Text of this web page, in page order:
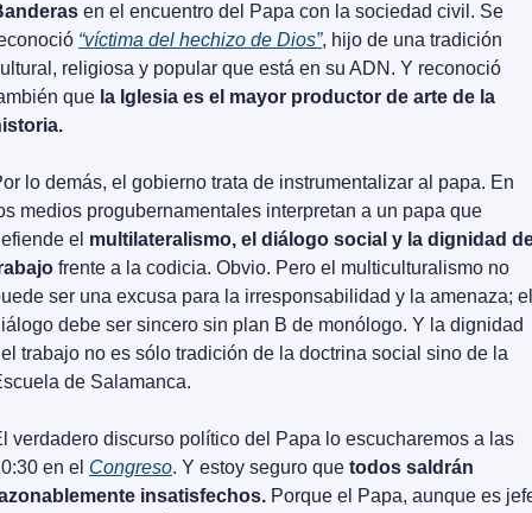
en el encuentro del Papa con la sociedad civil. Se
“víctima del hechizo de Dios”, hijo de una tradición
religiosa y popular que está en su ADN. Y reconoció
que la Iglesia es el mayor productor de arte de la
lo demás, el gobierno trata de instrumentalizar al papa. En
medios progubernamentales interpretan a un papa que
el multilateralismo, el diálogo social y la dignidad
frente a la codicia. Obvio. Pero el multiculturalismo no
ser una excusa para la irresponsabilidad y la amenaza; el
debe ser sincero sin plan B de monólogo. Y la dignidad
trabajo no es sólo tradición de la doctrina social sino de la
de Salamanca.
verdadero discurso político del Papa lo escucharemos a las
en el Congreso. Y estoy seguro que todos saldrán
insatisfechos. Porque el Papa, aunque es